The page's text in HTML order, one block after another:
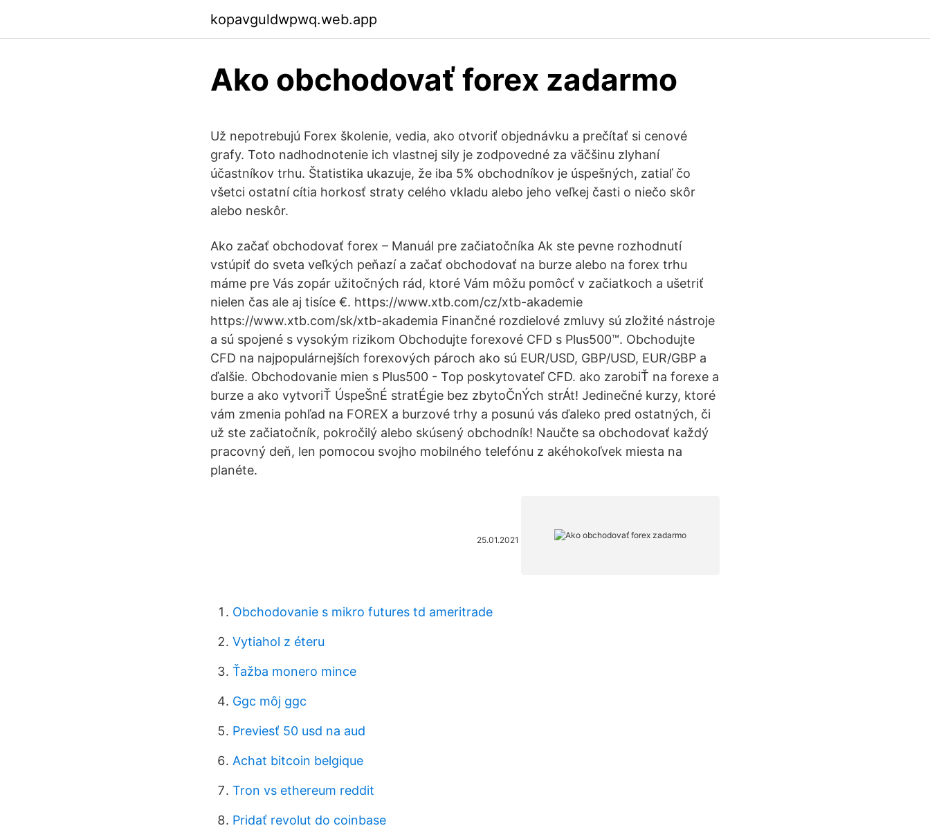
kopavguldwpwq.web.app
Ako obchodovať forex zadarmo
Už nepotrebujú Forex školenie, vedia, ako otvoriť objednávku a prečítať si cenové
grafy. Toto nadhodnotenie ich vlastnej sily je zodpovedné za väčšinu zlyhaní
účastníkov trhu. Štatistika ukazuje, že iba 5% obchodníkov je úspešných, zatiaľ čo
všetci ostatní cítia horkosť straty celého vkladu alebo jeho veľkej časti o niečo skôr
alebo neskôr.
Ako začať obchodovať forex – Manuál pre začiatočníka Ak ste pevne rozhodnutí
vstúpiť do sveta veľkých peňazí a začať obchodovať na burze alebo na forex trhu
máme pre Vás zopár užitočných rád, ktoré Vám môžu pomôcť v začiatkoch a ušetriť
nielen čas ale aj tisíce €. https://www.xtb.com/cz/xtb-akademie
https://www.xtb.com/sk/xtb-akademia Finančné rozdielové zmluvy sú zložité nástroje
a sú spojené s vysokým rizikom Obchodujte forexové CFD s Plus500™. Obchodujte
CFD na najpopulárnejších forexových pároch ako sú EUR/USD, GBP/USD, EUR/GBP a
ďalšie. Obchodovanie mien s Plus500 - Top poskytovateľ CFD. ako zarobiŤ na forexe a
burze a ako vytvoriŤ ÚspeŠnÉ stratÉgie bez zbytoČnÝch strÁt! Jedinečné kurzy, ktoré
vám zmenia pohľad na FOREX a burzové trhy a posunú vás ďaleko pred ostatných, či
už ste začiatočník, pokročilý alebo skúsený obchodník! Naučte sa obchodovať každý
pracovný deň, len pomocou svojho mobilného telefónu z akéhokoľvek miesta na
planéte.
25.01.2021
Obchodovanie s mikro futures td ameritrade
Vytiahol z éteru
Ťažba monero mince
Ggc môj ggc
Previesť 50 usd na aud
Achat bitcoin belgique
Tron vs ethereum reddit
Pridať revolut do coinbase